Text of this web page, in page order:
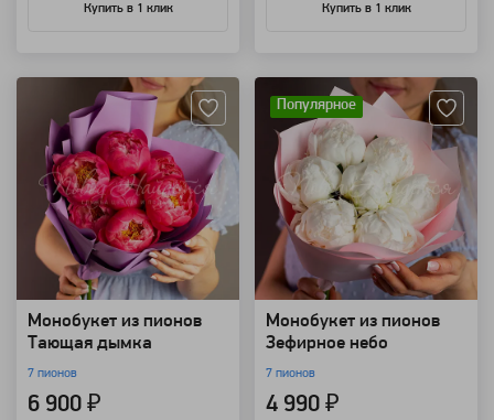
Купить в 1 клик Купить в 1 клик
Монобукет из пионов
Тающая дымка
7 пионов
6 900 ₽
Популярное
Монобукет из пионов
Зефирное небо
7 пионов
4 990 ₽